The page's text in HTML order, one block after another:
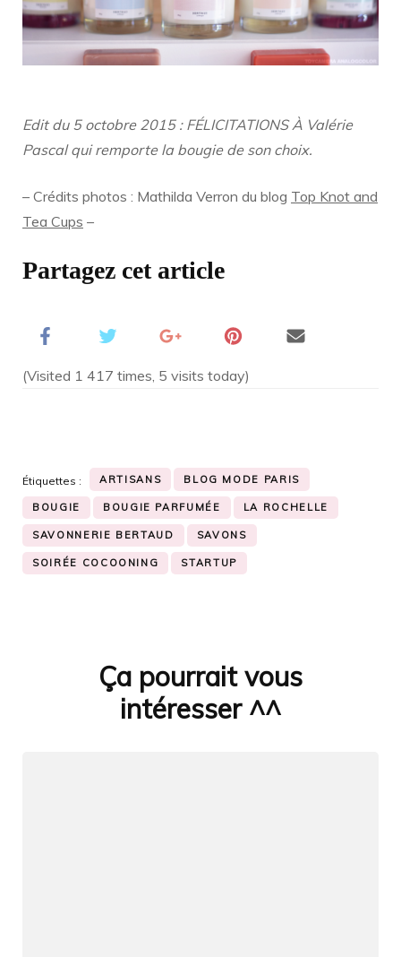
Edit du 5 octobre 2015 : FÉLICITATIONS À Valérie
Pascal qui remporte la bougie de son choix.
– Crédits photos : Mathilda Verron du blog Top Knot and
Tea Cups –
Partagez cet article
(Visited 1 417 times, 5 visits today)
Étiquettes : ARTISANS BLOG MODE PARIS
BOUGIE BOUGIE PARFUMÉE LA ROCHELLE
SAVONNERIE BERTAUD SAVONS
SOIRÉE COCOONING STARTUP
Ça pourrait vous
intéresser ^^